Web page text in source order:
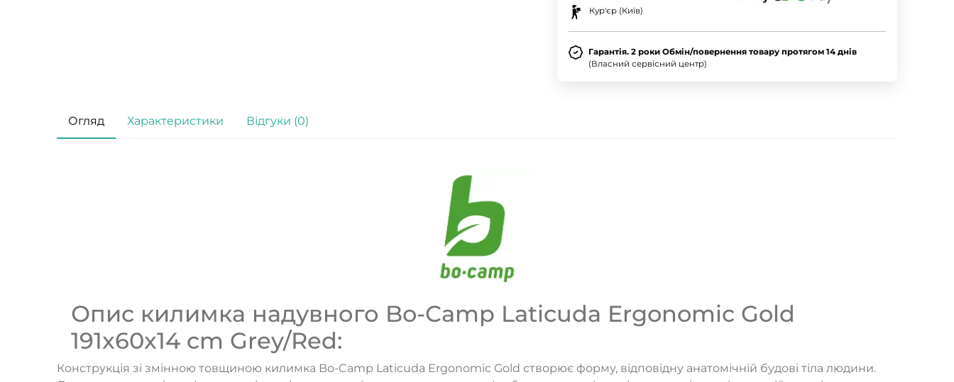
Кур'єр (Київ)
Гарантія. 2 роки Обмін/повернення товару протягом 14 днів
(Власний сервісний центр)
Огляд Характеристики Відгуки (0)
Опис килимка надувного Bo-Camp Laticuda Ergonomic Gold
191x60x14 cm Grey/Red:
Конструкція зі змінною товщиною килимка Bo-Camp Laticuda Ergonomic Gold створює форму, відповідну анатомічній будові тіла людини.